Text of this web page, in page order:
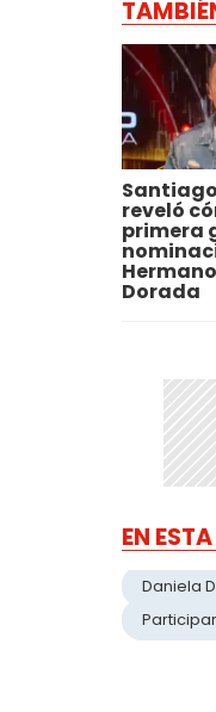
reveló
primera
Dorada
EN
Daniela